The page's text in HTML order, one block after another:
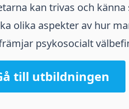
kan trivas och
olika aspekter av hur
psykosocialt
till utbildningen